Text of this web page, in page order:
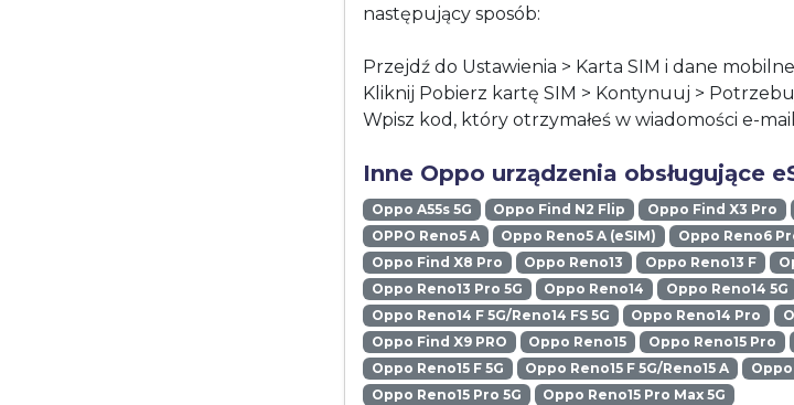
następujący sposób:
Przejdź do Ustawienia > Karta SIM i dane
Kliknij Pobierz kartę SIM > Kontynuuj >
Wpisz kod, który otrzymałeś w wiadomości e-
Inne Oppo urządzenia obsługujące
Oppo A55s 5G Oppo Find N2 Flip Oppo Find X3 Pro
OPPO Reno5 A
Oppo Reno5 A (eSIM) Oppo Reno6
Oppo Find X8 Pro
Oppo Reno13 Oppo Reno13 F
Oppo Reno13 Pro 5G
Oppo Reno14 Oppo Reno14 5G
Oppo Reno14 F 5G/Reno14 FS 5G
Oppo Reno14 Pro
Oppo Find X9 PRO
Oppo Reno15 Oppo Reno15 Pro
Oppo Reno15 F 5G
Oppo Reno15 F 5G/Reno15 A
Oppo
Oppo Reno15 Pro 5G
Oppo Reno15 Pro Max 5G